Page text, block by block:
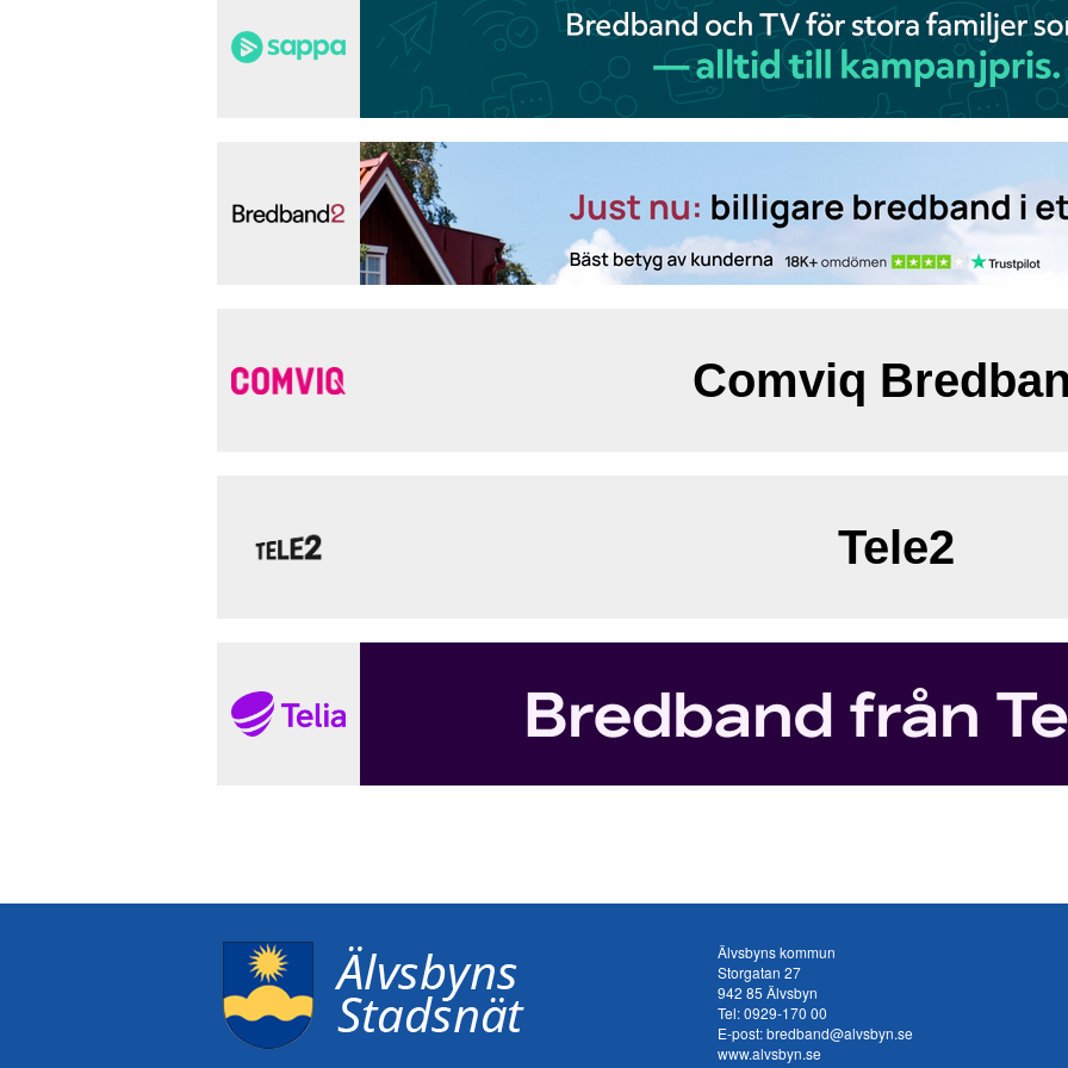
Comviq
Tele2
Älvsbyns kommun
Storgatan 27
942 85 Älvsbyn
Tel:0929-170 00
E-post:bredband@alvsbyn.se
www.alvsbyn.se